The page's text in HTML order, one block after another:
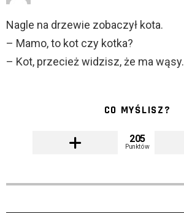
Nagle na drzewie zobaczył kota.
– Mamo, to kot czy kotka?
– Kot, przecież widzisz, że ma wąsy.
CO MYŚLISZ?
205
Punktów